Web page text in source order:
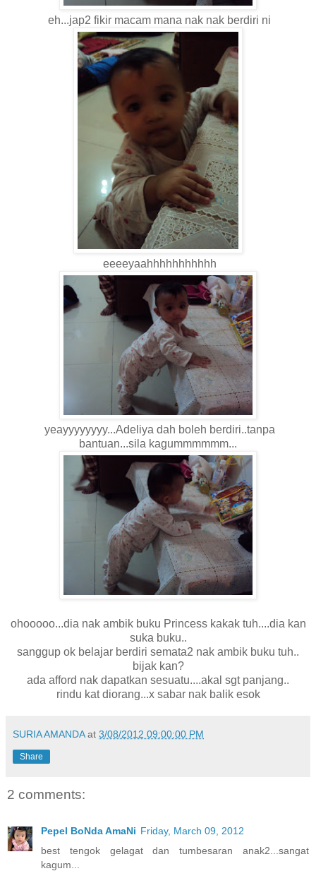
eh...jap2 fikir macam mana nak nak berdiri ni
eeeeyaahhhhhhhhhhh
yeayyyyyyyy...Adeliya dah boleh berdiri..tanpa
bantuan...sila kagummmmmm...
ohooooo...dia nak ambik buku Princess kakak tuh....dia kan
suka buku..
sanggup ok belajar berdiri semata2 nak ambik buku tuh..
bijak kan?
ada afford nak dapatkan sesuatu....akal sgt panjang..
rindu kat diorang...x sabar nak balik esok
SURIA AMANDA at 3/08/2012 09:00:00 PM
Share
2 comments:
Pepel BoNda AmaNi Friday, March 09, 2012
best tengok gelagat dan tumbesaran anak2...sangat
kagum...